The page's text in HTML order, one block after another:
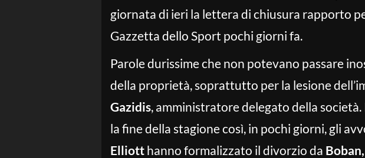
giornata di ieri la lettera di chiusura rapporto
Gazzetta dello Sport pochi giorni fa.
Parole durissime che non potevano passare
della proprietà, soprattutto per la lesione
Gazidis, amministratore delegato della
la fine della stagione così, in pochi giorni, gli
Elliott hanno formalizzato il divorzio da Boban,